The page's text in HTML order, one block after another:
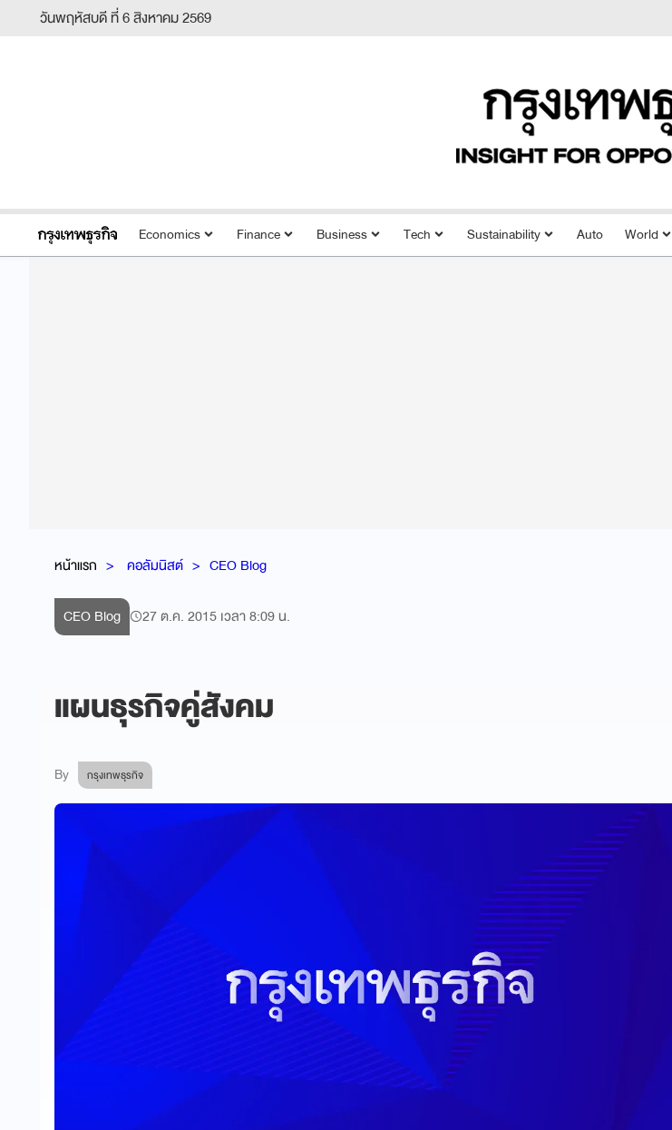
วันพฤหัสบดี ที่ 6 สิงหาคม 2569
Economics Finance Business Tech Sustainability Auto World
หน้าแรก คอลัมนิสต์ CEO Blog
CEO Blog 27 ต.ค. 2015 เวลา 8:09 น.
แผนธุรกิจคู่สังคม
By กรุงเทพธุรกิจ